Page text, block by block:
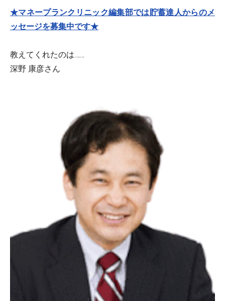
★マネープランクリニック編集部では貯蓄達人からのメ
ッセージを募集中です★
教えてくれたのは……
深野 康彦さん